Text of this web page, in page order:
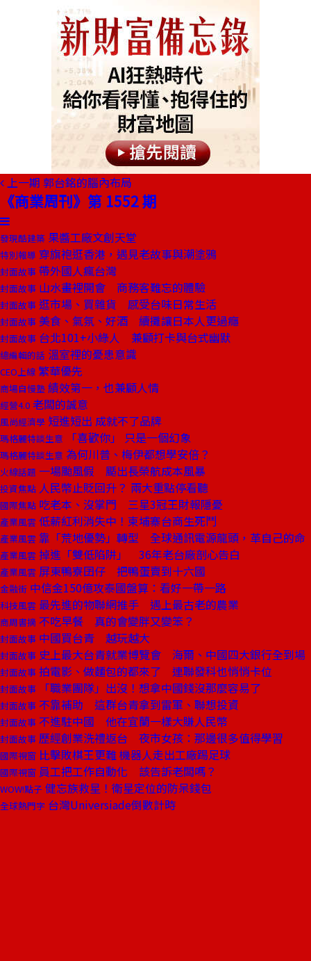
上一期 郭台銘的腦內布局
《商業周刊》第 1552 期
發現酷建築 果醬工廠文創天堂
特別報導 穿旗袍逛香港，遇見老故事與潮塗鴉
封面故事 帶外國人瘋台灣
封面故事 山水畫裡開會 商務客難忘的體驗
封面故事 逛市場、買雜貨 感受台味日常生活
封面故事 美食、氣氛、好酒 續攤讓日本人更過癮
封面故事 台北101+小綠人 兼顧打卡與台式幽默
總編輯的話 溫室裡的憂患意識
CEO上線 繁華優先
商場自慢塾 績效第一，也兼顧人情
經營4.0 老闆的誠意
風尚經濟學 短進短出 成就不了品牌
瑪格麗特談生意 「喜歡你」 只是一個幻象
瑪格麗特談生意 為何川普、梅伊都想學安倍？
火線話題 一場颱風假 颳出長榮航成本風暴
投資焦點 人民幣止貶回升？ 兩大重點停看聽
國際焦點 吃老本、沒掌門 三星3冠王財報隱憂
產業風雲 低薪紅利消失中！柬埔寨台商生死鬥
產業風雲 靠「荒地優勢」轉型 全球通訊電源龍頭，革自己的命
產業風雲 掉進「雙低陷阱」 36年老台廠剖心告白
產業風雲 屏東鴨寮囝仔 把鴨蛋賣到十六國
金融街 中信金150億攻泰國盤算：看好一帶一路
科技風雲 最先進的物聯網推手 遇上最古老的農業
商周書摘 不吃早餐 真的會變胖又變笨？
封面故事 中國買台青 越玩越大
封面故事 史上最大台青就業博覽會 海爾、中國四大銀行全到場
封面故事 拍電影、做麵包的都來了 連聯發科也悄悄卡位
封面故事 「職業團隊」出沒！想拿中國錢沒那麼容易了
封面故事 不靠補助 這群台青拿到雷軍、聯想投資
封面故事 不進駐中國 他在宜蘭一樣大賺人民幣
封面故事 歷經創業洗禮返台 夜市女孩：那邊很多值得學習
國際視窗 比擊敗棋王更難 機器人走出工廠踢足球
國際視窗 員工把工作自動化 該告訴老闆嗎？
WOW!點子 健忘族救星！衛星定位的防呆錢包
全球熱門字 台灣Universiade倒數計時